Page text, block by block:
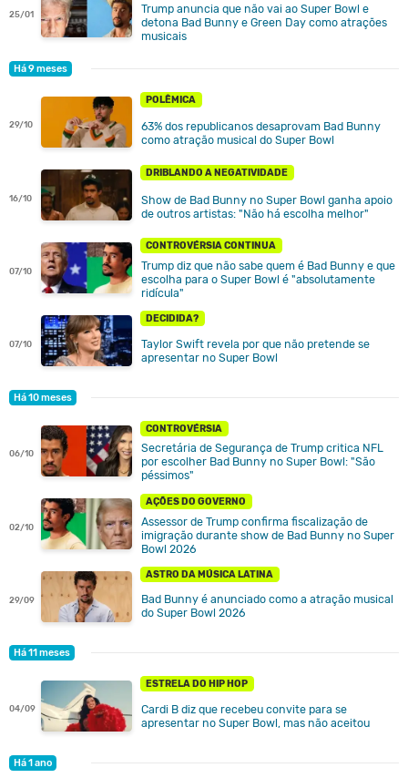
25/01
Trump anuncia que não vai ao Super Bowl e
detona Bad Bunny e Green Day como atrações
musicais
Há 9 meses
29/10
POLÊMICA
63% dos republicanos desaprovam Bad Bunny
como atração musical do Super Bowl
16/10
DRIBLANDO A NEGATIVIDADE
Show de Bad Bunny no Super Bowl ganha apoio
de outros artistas: "Não há escolha melhor"
07/10
CONTROVÉRSIA CONTINUA
Trump diz que não sabe quem é Bad Bunny e que
escolha para o Super Bowl é "absolutamente
ridícula"
07/10
DECIDIDA?
Taylor Swift revela por que não pretende se
apresentar no Super Bowl
Há 10 meses
06/10
CONTROVÉRSIA
Secretária de Segurança de Trump critica NFL
por escolher Bad Bunny no Super Bowl: "São
péssimos"
02/10
AÇÕES DO GOVERNO
Assessor de Trump confirma fiscalização de
imigração durante show de Bad Bunny no Super
Bowl 2026
29/09
ASTRO DA MÚSICA LATINA
Bad Bunny é anunciado como a atração musical
do Super Bowl 2026
Há 11 meses
04/09
ESTRELA DO HIP HOP
Cardi B diz que recebeu convite para se
apresentar no Super Bowl, mas não aceitou
Há 1 ano